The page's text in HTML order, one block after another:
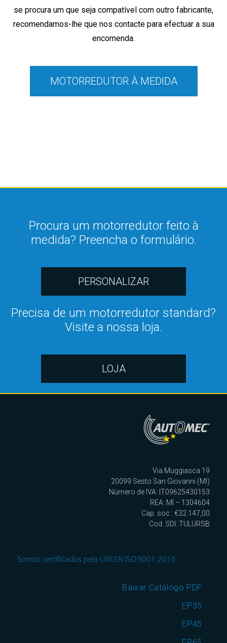
se procura um que seja compatível com outro fabricante,
recomendamos-lhe que nos contacte para efectuar a sua
encomenda.
MOTORREDUTOR À MEDIDA
Procura um motorredutor feito à
medida? Preencha o formulário.
PERSONALIZAR
Precisa de um motorredutor standard?
Visite a nossa loja.
LOJA
Via Muggiasca 19
20099 Sesto San Giovanni (MI)
Número de IVA: IT09625430153
REA: MI – 1304604
Cap. soc.: €32.147,00
Cod. SDI: TULURSB
Somos certificados pela UNI EN ISO 9001:2015
Baixar Catálogo PDF
EP35
EP45